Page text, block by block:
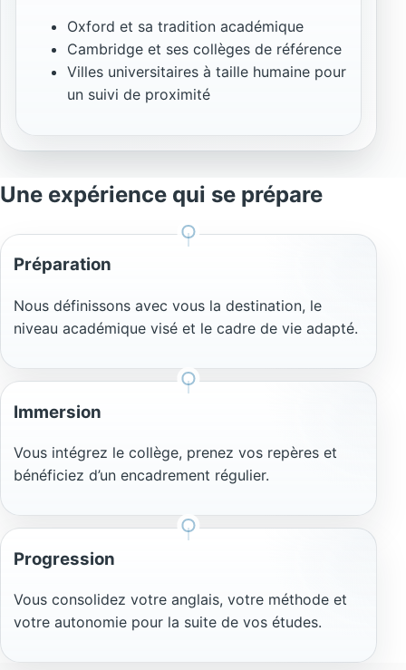
Oxford et sa tradition académique
Cambridge et ses collèges de référence
Villes universitaires à taille humaine pour
un suivi de proximité
Une expérience qui se prépare
Préparation
Nous définissons avec vous la destination, le
niveau académique visé et le cadre de vie adapté.
Immersion
Vous intégrez le collège, prenez vos repères et
bénéficiez d’un encadrement régulier.
Progression
Vous consolidez votre anglais, votre méthode et
votre autonomie pour la suite de vos études.